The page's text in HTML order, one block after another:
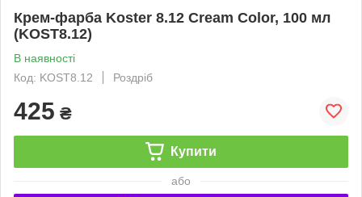
Крем-фарба Koster 8.12 Cream Color, 100 мл
(KOST8.12)
В наявності
Код: KOST8.12
Роздріб
425 ₴
Купити
або